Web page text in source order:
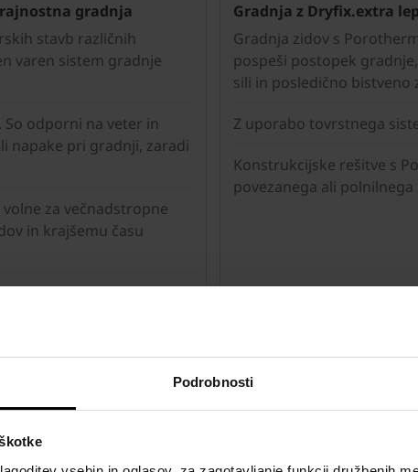
Podrobnosti
gradnja
stavb različnih
varen sistem gradnje
odporni na veter in
napake pri gradnji, zaradi
za večnadstropne
in krajšemu času
potreba po dodatni
cm. Za stanovanjsko
Gradnja z Dryfix.extra
Gradnja zidov s
pospeši postopek
sili in posledično bistveno
Z uporabo tovrstnega
Konstrukcijske rešitve s
povezanega ali polnilnega